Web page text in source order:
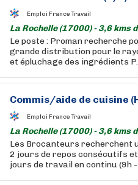
Emploi France Travail
La Rochelle (17000) - 3,6 kms
Le poste : Proman recherche
grande distribution pour le
et épluchage des ingrédients
Commis/aide de cuisine
Emploi France Travail
La Rochelle (17000) - 3,6 kms
Les Brocanteurs recherchent
2 jours de repos consécutifs
jours de travail en continu (9h -